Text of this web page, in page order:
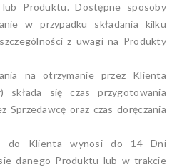
Produktu. Dostępne sposoby
w przypadku składania kilku
z uwagi na Produkty
na otrzymanie przez Klienta
składa się czas przygotowania
Sprzedawcę oraz czas doręczania
do Klienta wynosi do 14 Dni
danego Produktu lub w trakcie